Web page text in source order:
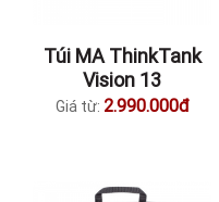
Túi MA ThinkTank
Vision 13
Giá từ: 2.990.000đ